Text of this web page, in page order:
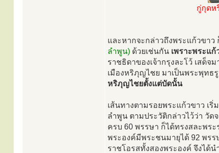
กู่กุดห
และหากจะกล่าวถึงพระแก้วขาว
ลำพูน) ด้วยเช่นกัน เพราะพระแ
ราชธิดาของเจ้ากรุงละโว้ เสด็
เมืองหริภุญไชย มาเป็นพระพุทธ
หริภุญไชยตั้งแต่บัดนั้น
เส้นทางตามรอยพระแก้วขาว เ
ลำพูน ตามประวัติกล่าวไว้ว่า วัด
ครบ 60 พรรษา ก็ได้ทรงสละพ
พระองค์มีพระชนมายุได้ 92 พร
ราชโอรสทั้งสองพระองค์ จึงได้